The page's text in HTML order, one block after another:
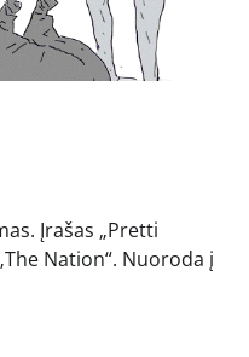
Įrašas „Pretti
Nation“. Nuoroda į